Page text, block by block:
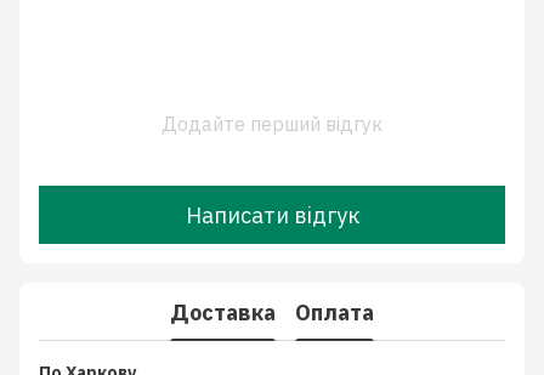
Додайте перший відгук
Написати відгук
Доставка Оплата